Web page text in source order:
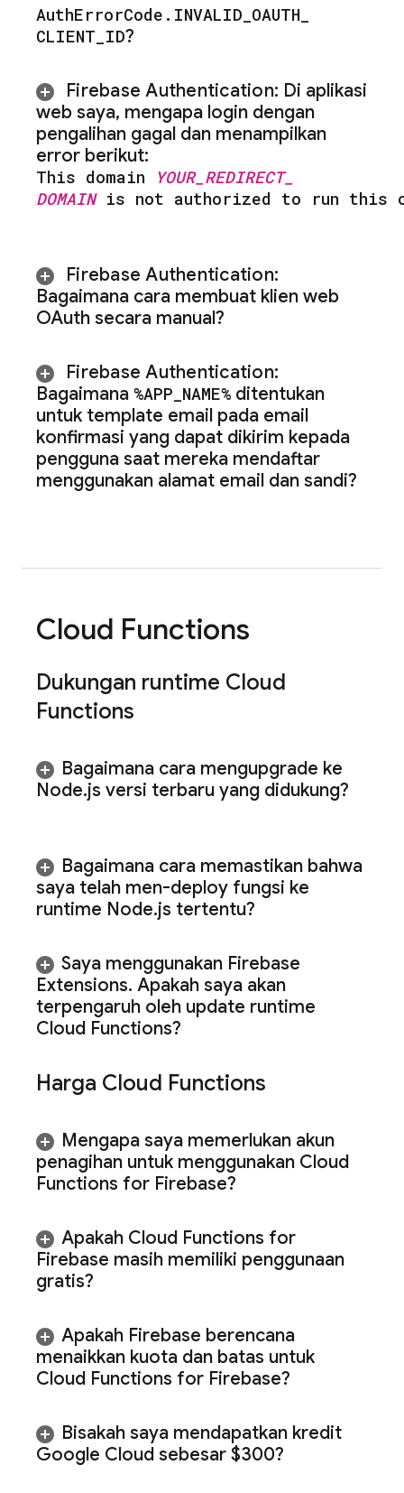
AuthErrorCode . INVALID OAUTH
CLIENT ID?
Firebase Authentication: Di aplikasi
web saya, mengapa login dengan
pengalihan gagal dan menampilkan
error berikut:
This domain YOUR_ REDIRECT_
DOMAINis not authorized to run this
Firebase Authentication:
Bagaimana cara membuat klien web
OAuth secara manual?
Firebase Authentication:
Bagaimana %APP NAME% ditentukan
untuk template email pada email
konfirmasi yang dapat dikirim kepada
pengguna saat mereka mendaftar
menggunakan alamat email dan sandi?
Cloud Functions
Dukungan runtime Cloud
Functions
Bagaimana cara mengupgrade ke
Node.js versi terbaru yang didukung?
Bagaimana cara memastikan bahwa
saya telah men-deploy fungsi ke
runtime Node.js tertentu?
Saya menggunakan Firebase
Extensions. Apakah saya akan
terpengaruh oleh update runtime
Cloud Functions?
Harga Cloud Functions
Mengapa saya memerlukan akun
penagihan untuk menggunakan Cloud
Functions for Firebase?
Apakah Cloud Functions for
Firebase masih memiliki penggunaan
gratis?
Apakah Firebase berencana
menaikkan kuota dan batas untuk
Cloud Functions for Firebase?
Bisakah saya mendapatkan kredit
Google Cloud sebesar $300?